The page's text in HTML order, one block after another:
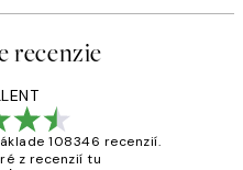
recenzie
108346 recenzií.
z recenzií tu